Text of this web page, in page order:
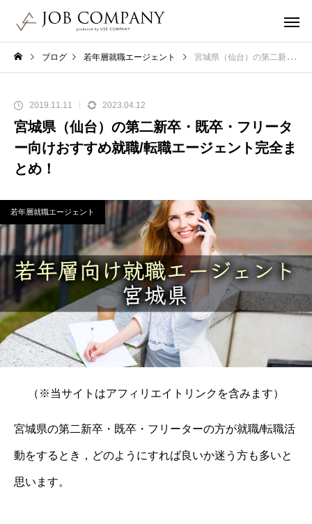
ブログ 若年層就職エージェント 宮城県（仙台）の第二新卒・既卒・フリーター向けおすすめ就職/転職エージェント完全まとめ！
2019.11.11 2023.04.12
宮城県（仙台）の第二新卒・既卒・フリータ
ー向けおすすめ就職/転職エージェント完全ま
とめ！
若年層就職エージェント
（※当サイトはアフィリエイトリンクを含みます）
宮城県の第二新卒・既卒・フリーターの方が就職/転職活
動をするとき，どのようにすれば良いか迷う方も多いと
思います。